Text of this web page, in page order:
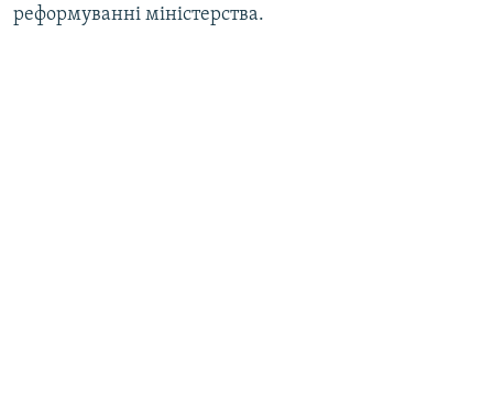
реформуванні міністерства.